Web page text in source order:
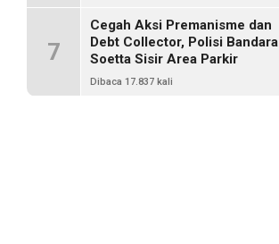
7
Cegah Aksi Premanisme dan
Debt Collector, Polisi Bandara
Soetta Sisir Area Parkir
Dibaca 17.837 kali